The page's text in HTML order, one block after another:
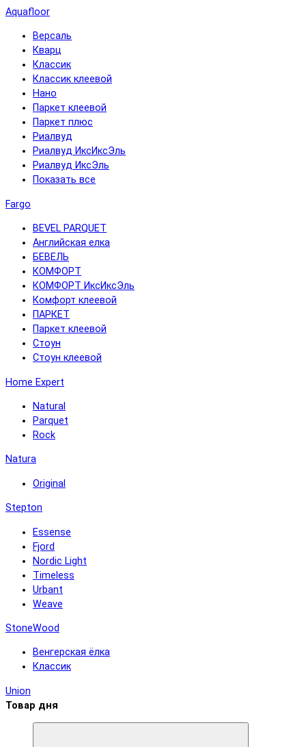
Aquafloor
Версаль
Кварц
Классик
Классик клеевой
Нано
Паркет клеевой
Паркет плюс
Риалвуд
Риалвуд ИксИксЭль
Риалвуд ИксЭль
Показать все
Fargo
BEVEL PARQUET
Английская елка
БЕВЕЛЬ
КОМФОРТ
КОМФОРТ ИксИксЭль
Комфорт клеевой
ПАРКЕТ
Паркет клеевой
Стоун
Стоун клеевой
Home Expert
Natural
Parquet
Rock
Natura
Original
Stepton
Essense
Fjord
Nordic Light
Timeless
Urbant
Weave
StoneWood
Венгерская ёлка
Классик
Union
Товар дня